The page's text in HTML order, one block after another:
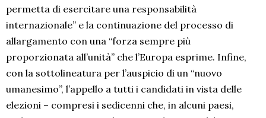
permetta di esercitare una responsabilità
internazionale” e la continuazione del processo di
allargamento con una “forza sempre più
proporzionata all’unità” che l’Europa esprime. Infine,
con la sottolineatura per l’auspicio di un “nuovo
umanesimo”, l’appello a tutti i candidati in vista delle
elezioni – compresi i sedicenni che, in alcuni paesi,